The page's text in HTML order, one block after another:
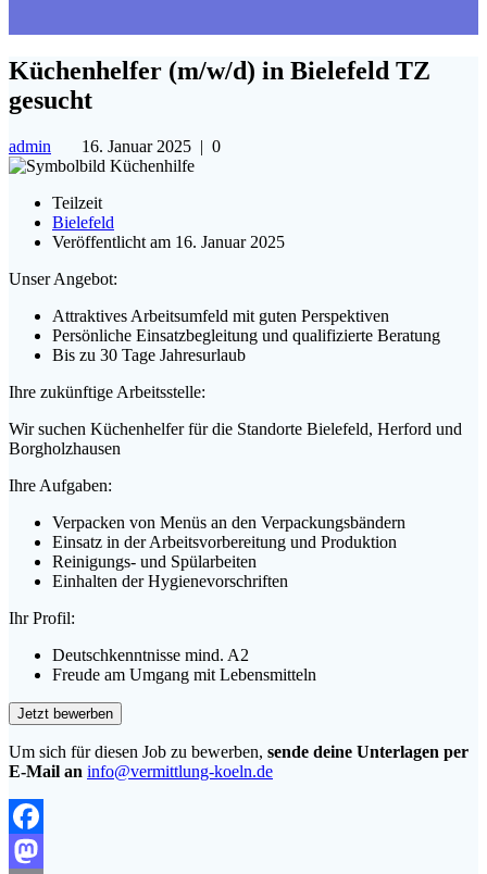
Küchenhelfer (m/w/d) in Bielefeld TZ
gesucht
admin 16. Januar 2025 | 0
Teilzeit
Bielefeld
Veröffentlicht am 16. Januar 2025
Unser Angebot:
Attraktives Arbeitsumfeld mit guten Perspektiven
Persönliche Einsatzbegleitung und qualifizierte Beratung
Bis zu 30 Tage Jahresurlaub
Ihre zukünftige Arbeitsstelle:
Wir suchen Küchenhelfer für die Standorte Bielefeld, Herford und
Borgholzhausen
Ihre Aufgaben:
Verpacken von Menüs an den Verpackungsbändern
Einsatz in der Arbeitsvorbereitung und Produktion
Reinigungs- und Spülarbeiten
Einhalten der Hygienevorschriften
Ihr Profil:
Deutschkenntnisse mind. A2
Freude am Umgang mit Lebensmitteln
Um sich für diesen Job zu bewerben, sende deine Unterlagen per
E-Mail an info@vermittlung-koeln.de
Facebook